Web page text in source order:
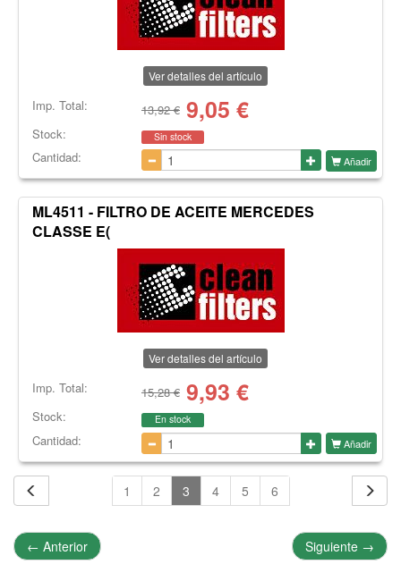
Ver detalles del artículo
Imp. Total: 13,92 € 9,05 €
Stock: Sin stock
Cantidad: Añadir
ML4511 - FILTRO DE ACEITE MERCEDES
CLASSE E(
Ver detalles del artículo
Imp. Total: 15,28 € 9,93 €
Stock: En stock
Cantidad: Añadir
1 2 3 4 5 6
← Anterior Siguiente →